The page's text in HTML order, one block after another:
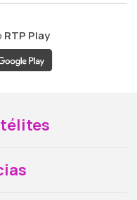
RTP Play